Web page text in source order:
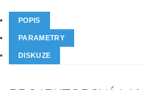
POPIS
PARAMETRY
DISKUZE